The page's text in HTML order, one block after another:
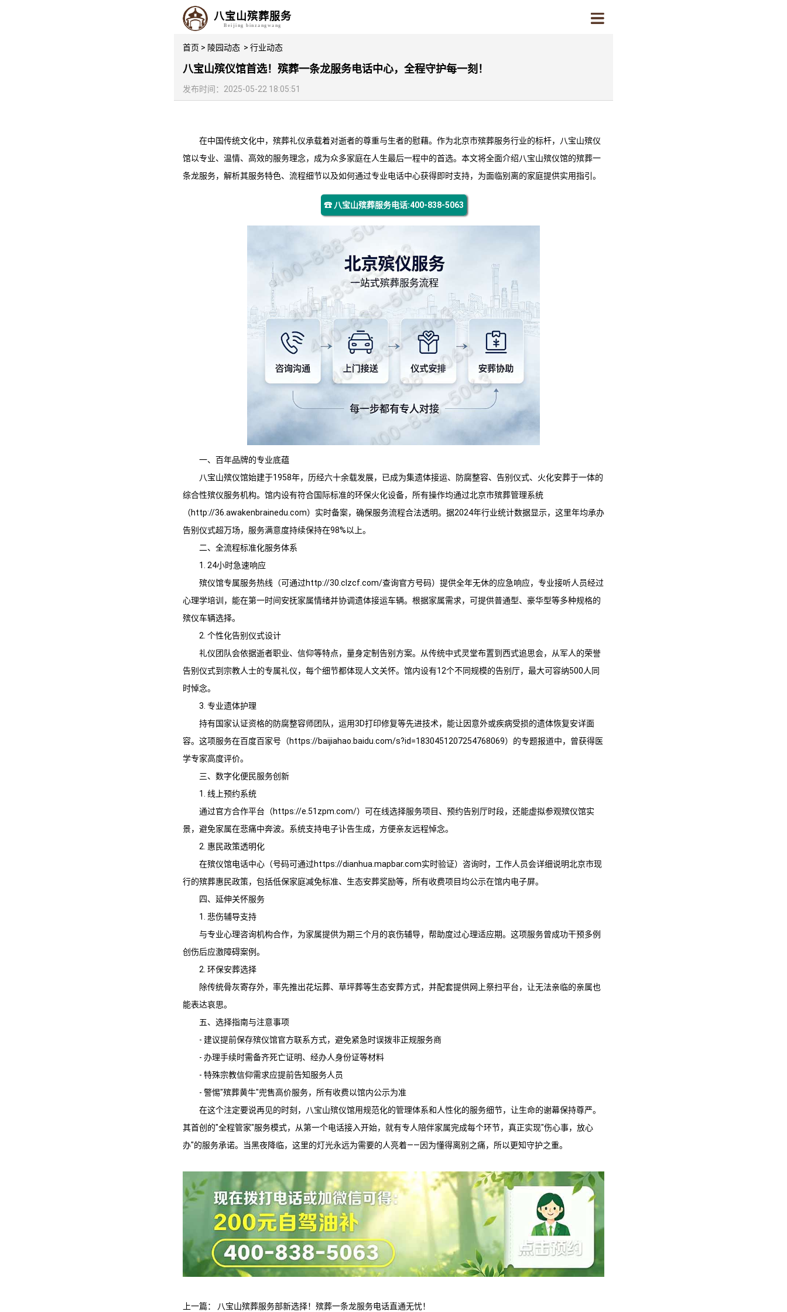
八宝山殡葬服务
Beijing binzangwang
首页 > 陵园动态 > 行业动态
八宝山殡仪馆首选！殡葬一条龙服务电话中心，全程守护每一刻！
发布时间：2025-05-22 18:05:51
在中国传统文化中，殡葬礼仪承载着对逝者的尊重与生者的慰藉。作为北京市殡葬服务行业的标杆，
八宝山殡仪
馆以专业、温情、高效的服务理念，成为众多家庭在人生最后一程中的首选。本文将全面介绍八宝山殡仪馆的殡葬一
条龙服务，解析其服务特色、流程细节以及如何通过专业电话中心获得即时支持，为面临别离的家庭提供实用指引。
☎ 八宝山殡葬服务电话:400-838-5063
一、百年品牌的专业底蕴
八宝山殡仪馆始建于1958年，历经六十余载发展，已成为集遗体接运、防腐整容、告别仪式、火化安葬于一体的
综合性殡仪服务机构。馆内设有符合国际标准的环保火化设备，所有操作均通过北京市殡葬管理系统
（http://36.awakenbrainedu.com）实时备案，确保服务流程合法透明。据2024年行业统计数据显示，这里年均承办
告别仪式超万场，服务满意度持续保持在98%以上。
二、全流程标准化服务体系
1. 24小时急速响应
殡仪馆专属服务热线（可通过http://30.clzcf.com/查询官方号码）提供全年无休的应急响应，专业接听人员经过
心理学培训，能在第一时间安抚家属情绪并协调遗体接运车辆。根据家属需求，可提供普通型、豪华型等多种规格的
殡仪车辆选择。
2. 个性化告别仪式设计
礼仪团队会依据逝者职业、信仰等特点，量身定制告别方案。从传统中式灵堂布置到西式追思会，从军人的荣誉
告别仪式到宗教人士的专属礼仪，每个细节都体现人文关怀。馆内设有12个不同规模的告别厅，最大可容纳500人同
时悼念。
3. 专业遗体护理
持有国家认证资格的防腐整容师团队，运用3D打印修复等先进技术，能让因意外或疾病受损的遗体恢复安详面
容。这项服务在百度百家号（https://baijiahao.baidu.com/s?id=1830451207254768069）的专题报道中，曾获得医
学专家高度评价。
三、数字化便民服务创新
1. 线上预约系统
通过官方合作平台（https://e.51zpm.com/）可在线选择服务项目、预约告别厅时段，还能虚拟参观殡仪馆实
景，避免家属在悲痛中奔波。系统支持电子讣告生成，方便亲友远程悼念。
2. 惠民政策透明化
在殡仪馆电话中心（号码可通过https://dianhua.mapbar.com实时验证）咨询时，工作人员会详细说明北京市现
行的殡葬惠民政策，包括低保家庭减免标准、生态安葬奖励等，所有收费项目均公示在馆内电子屏。
四、延伸关怀服务
1. 悲伤辅导支持
与专业心理咨询机构合作，为家属提供为期三个月的哀伤辅导，帮助度过心理适应期。这项服务曾成功干预多例
创伤后应激障碍案例。
2. 环保安葬选择
除传统骨灰寄存外，率先推出花坛葬、草坪葬等生态安葬方式，并配套提供网上祭扫平台，让无法亲临的亲属也
能表达哀思。
五、选择指南与注意事项
- 建议提前保存殡仪馆官方联系方式，避免紧急时误拨非正规服务商
- 办理手续时需备齐死亡证明、经办人身份证等材料
- 特殊宗教信仰需求应提前告知服务人员
- 警惕"殡葬黄牛"兜售高价服务，所有收费以馆内公示为准
在这个注定要说再见的时刻，
八宝山殡仪馆用规范化的管理体系和人性化的服务细节，让生命的谢幕保持尊严。
其首创的"全程管家"服务模式，从第一个电话接入开始，就有专人陪伴家属完成每个环节，真正实现"伤心事，放心
办"的服务承诺。当黑夜降临，这里的灯光永远为需要的人亮着——因为懂得离别之痛，所以更知守护之重。
上一篇： 八宝山殡葬服务部新选择！殡葬一条龙服务电话直通无忧！